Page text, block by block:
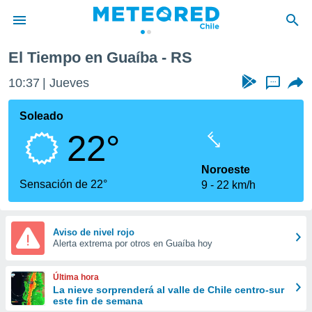
de
por
que se
calidad.
a este
las
y
forma
digital
basada
El Tiempo en Guaíba - RS
10:37 Jueves ...
Soleado
22°
Sensación de 22°
Noroeste
9
22 km/h
Aviso de nivel rojo
Alerta extrema por otros en Guaíba hoy
Última hora
La nieve sorprenderá al valle de Chile centro-sur
este fin de semana